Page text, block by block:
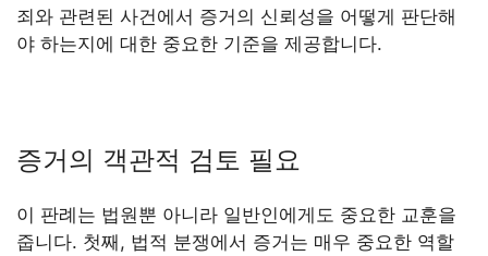
죄와 관련된 사건에서 증거의 신뢰성을 어떻게 판단해
야 하는지에 대한 중요한 기준을 제공합니다.
증거의 객관적 검토 필요
이 판례는 법원뿐 아니라 일반인에게도 중요한 교훈을
줍니다. 첫째, 법적 분쟁에서 증거는 매우 중요한 역할